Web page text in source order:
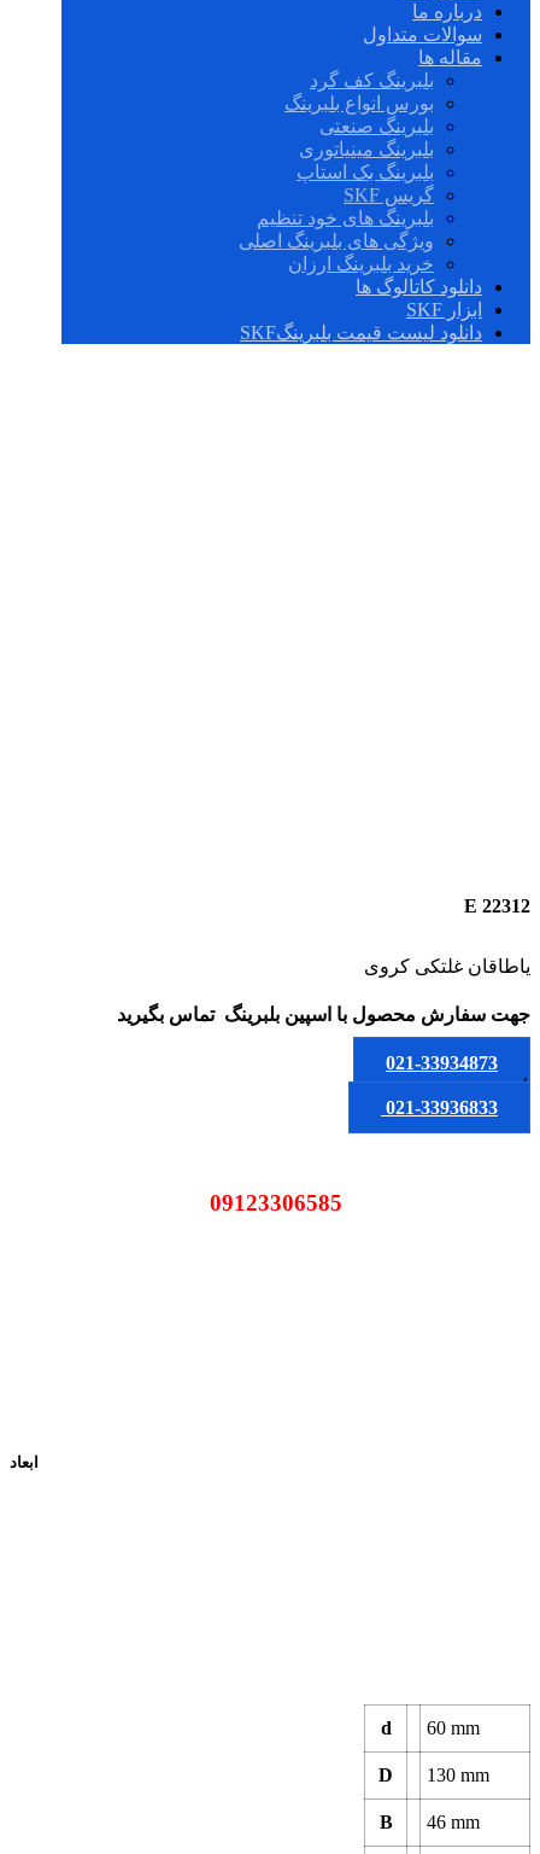
درباره ما
سوالات متداول
مقاله ها
بلبرینگ کف گرد
بورس انواع بلبرینگ
بلبرینگ صنعتی
بلبرینگ مینیاتوری
بلبرینگ بک استاپ
گریس SKF
بلبرینگ های خود تنظیم
ویژگی های بلبرینگ اصلی
خرید بلبرینگ ارزان
دانلود کاتالوگ ها
ابزار SKF
دانلود لیست قیمت بلبرینگSKF
22312 E
یاطاقان غلتکی کروی
جهت سفارش محصول با اسپین بلبرینگ تماس بگیرید
021-33934873
یا
021-33936833
ابعاد
d 60 mm
D 130 mm
B 46 mm